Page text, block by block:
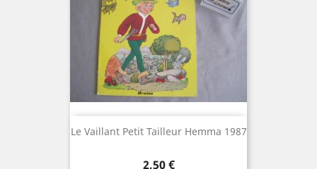
Le Vaillant Petit Tailleur Hemma 1987
Prix
2,50 €